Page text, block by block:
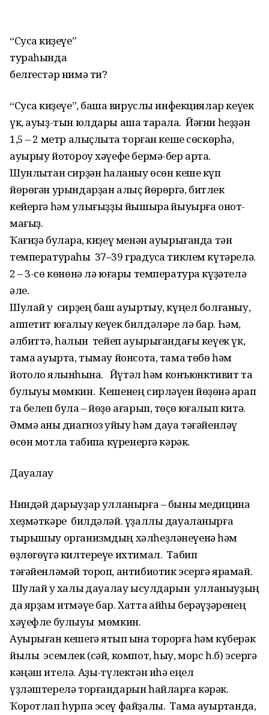
“Сусҡа киҙеүе”
тураһында
белгестәр нимә ти?
“Сусҡа киҙеүе”, башҡа вируслы инфекциялар кеүек
үк, ауыҙ-тын юлдары аша тарала. Йәғни һеҙҙән
1,5 – 2 метр алыҫлыҡта торған кеше сөскөрһә,
ауырыу йоҡтороу хәүефе бермә-бер арта.
Шунлыҡтан сирҙән һаҡланыу өсөн кеше күп
йөрөгән урындарҙан алыҫ йөрөргә, битлек
кейергә һәм ҡулығыҙҙы йышыраҡ йыуырға онот­
мағыҙ.
Ҡағиҙә булараҡ, киҙеү менән ауырығанда тән
температураһы 37–39 градусҡа тиклем күтәрелә.
2 – 3-сө көнөнә лә юғары температура күҙә­телә
әле.
Шулай уҡ сирҙең баш ауыртыу, күңел болғаныу,
аппетит юғалыу кеүек билдәләре лә бар. Һәм,
әлбиттә, һал­ҡын тейеп ауырығандағы кеүек үк,
тамаҡ ауырта, тымау йонсота, тамаҡ төбө һәм
йотҡолоҡ ялҡынһына. Йү­тәл һәм конъюнктивит та
булыуы мөмкин. Кешенең сирләүен йөҙөнә ҡарап
та белеп була – йөҙө ағарып, төҫө юғалып китә.
Әммә аныҡ диагноз ҡуйыу һәм дауа тәғәйенләү
өсөн мотлаҡ табипҡа күренергә кәрәк.
Дауалау
Ниндәй дарыуҙар ҡулланырға – быны медицина
хеҙмәткәре билдә­ләй. үҙаллы дауаланырға
тырышыу организмдың хәлһеҙләнеүенә һәм
өҙлөгөүгә килтереүе ихтимал. Табип
тәғәйенләмәй тороп, антибиотик эсергә ярамай.
Шулай уҡ халыҡ дауалау ысулдарын ҡулланыуҙың
да яр­ҙам итмәүе бар. Хатта ҡайһы берәү­ҙәренең
хәүефле булыуы мөмкин.
Ауырыған кешегә ятып ҡына торорға һәм күберәк
йылы эсемлек (сәй, компот, һыу, морс һ.б) эсергә
кәңәш ителә. Аҙыҡ-түлектән иһә еңел
үҙләштерелә торғандарын һайларға кәрәк.
Ҡоротлап һурпа эсеү файҙалы. Тамаҡ ауыртҡанда,